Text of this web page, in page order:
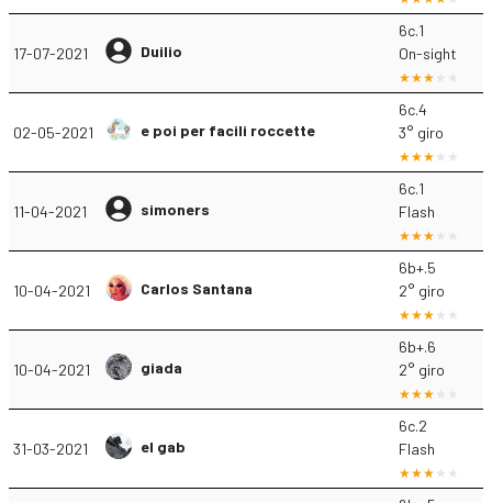
17-07-2021 Duilio
6c.1
On-sight
02-05-2021 e poi per facili roccette
6c.4
3° giro
11-04-2021 simoners
6c.1
Flash
10-04-2021 Carlos Santana
6b+.5
2° giro
10-04-2021 giada
6b+.6
2° giro
31-03-2021 el gab
6c.2
Flash